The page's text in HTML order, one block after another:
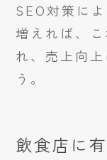
SEO対策に
増えれば、
れ、売上向
う。
飲食店に